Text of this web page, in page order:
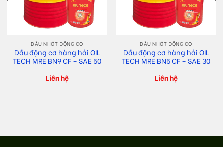
DẦU NHỚT ĐỘNG CƠ
Dầu động cơ hàng hải OIL
TECH MRE BN9 CF – SAE 50
Liên hệ
DẦU NHỚT ĐỘNG CƠ
Dầu động cơ hàng hải OIL
TECH MRE BN5 CF – SAE 30
Liên hệ